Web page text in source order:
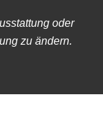
oder
zu ändern.